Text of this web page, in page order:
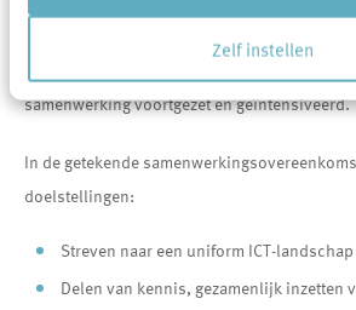
Zelf instellen
samenwerking te versterken en te
samenwerking voortgezet en geïntensiveerd.
In de getekende
doelstellingen:
Streven naar een uniform ICT-landschap
Delen van kennis, gezamenlijk inzetten